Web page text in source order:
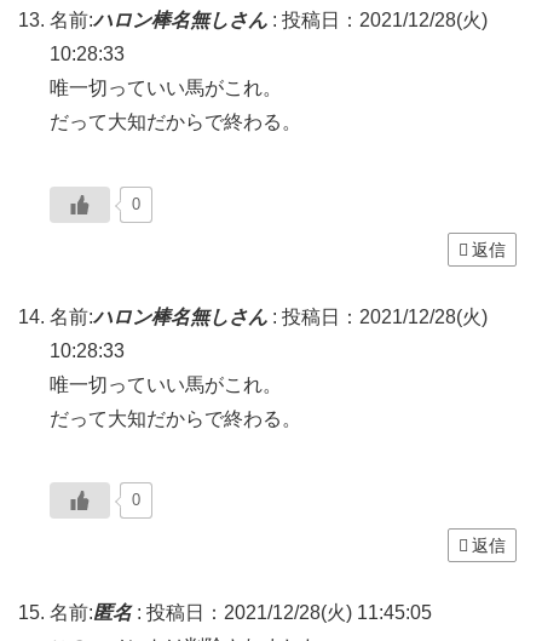
名前:ハロン棒名無しさん : 投稿日：2021/12/28(火)
10:28:33
唯一切っていい馬がこれ。
だって大知だからで終わる。
0
返信
名前:ハロン棒名無しさん : 投稿日：2021/12/28(火)
10:28:33
唯一切っていい馬がこれ。
だって大知だからで終わる。
0
返信
名前:匿名: 投稿日：2021/12/28(火) 11:45:05